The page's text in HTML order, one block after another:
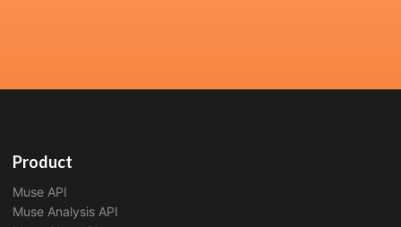
Product
Muse API
Muse Analysis API